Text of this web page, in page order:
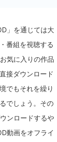
」を通じては大
番組を視聴する
気に入りの作品
接ダウンロード
でもそれを繰り
でしょう。その
ンロードするや
動画をオフライ